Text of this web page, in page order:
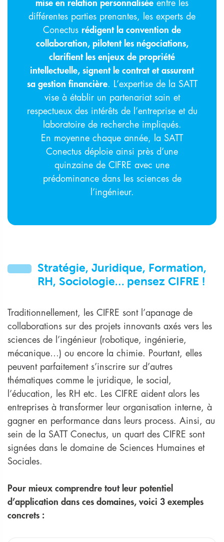
mise en relation personnalisée entre les
différentes parties prenantes, les experts de
Conectus rédigent la convention de
collaboration, pilotent les négociations,
clarifient les enjeux de propriété
intellectuelle, signent le contrat et assurent
sa gestion financière. L’expertise de la SATT
vise à établir un partenariat sain et
respectueux des intérêts de l’entreprise et du
laboratoire de recherche impliqués.
En moyenne chaque année, la SATT
Conectus déploie ainsi près d’une
quinzaine de CIFRE avec une
prédominance dans les sciences de
l’ingénieur.
Stratégie, Juridique, Formation,
RH, Sociologie… pensez CIFRE !
Traditionnellement, les CIFRE sont l’apanage de
collaborations sur des projets innovants axés vers les
sciences de l’ingénieur (robotique, ingénierie,
mécanique…) ou encore la chimie. Pourtant, elles
peuvent parfaitement s’inscrire sur d’autres
thématiques comme le juridique, le social,
l’éducation, les RH etc. Les CIFRE aident alors les
entreprises à transformer leur organisation interne, à
gagner en performance dans leurs process. Ainsi, au
sein de la SATT Conectus, un quart des CIFRE sont
signées dans le domaine de Sciences Humaines et
Sociales.
Pour mieux comprendre tout leur potentiel
d’application dans ces domaines, voici 3 exemples
concrets :